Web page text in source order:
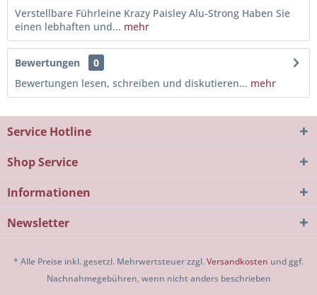
Verstellbare Führleine Krazy Paisley Alu-Strong Haben Sie
einen lebhaften und... mehr
Bewertungen
0
Bewertungen lesen, schreiben und diskutieren... mehr
Service Hotline
Shop Service
Informationen
Newsletter
* Alle Preise inkl. gesetzl. Mehrwertsteuer zzgl.Versandkosten und ggf.
Nachnahmegebühren, wenn nicht anders beschrieben